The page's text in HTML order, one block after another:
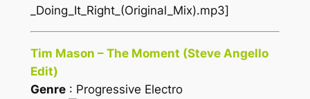
_Doing_It_Right_(Original_Mix).mp3]
Tim Mason – The Moment (Steve Angello
Edit)
Genre: Progressive Electro